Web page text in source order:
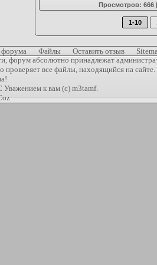
Просмотров:
1-10
форума Файлы Оставить отзыв
форум абсолютно принадлежат
проверяет все файлы, находящийся на
к вам (с) m3tamf.